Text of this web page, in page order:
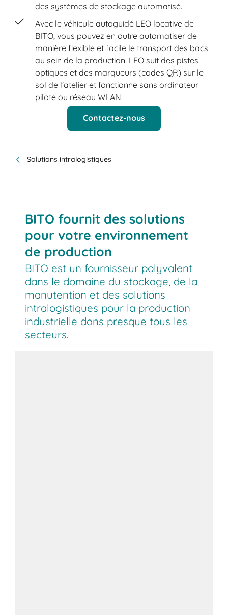
des systèmes de stockage automatisé.
Avec le véhicule autoguidé LEO locative de
BITO, vous pouvez en outre automatiser de
manière flexible et facile le transport des bacs
au sein de la production. LEO suit des pistes
optiques et des marqueurs (codes QR) sur le
sol de l'atelier et fonctionne sans ordinateur
pilote ou réseau WLAN.
Contactez-nous
Solutions intralogistiques
BITO fournit des solutions
pour votre environnement
de production
BITO est un fournisseur polyvalent
dans le domaine du stockage, de la
manutention et des solutions
intralogistiques pour la production
industrielle dans presque tous les
secteurs.